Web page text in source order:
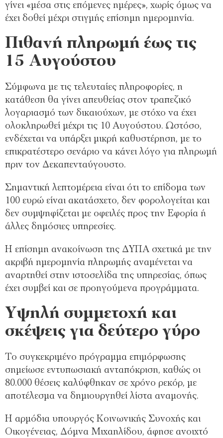
γίνει «μέσα στις επόμενες ημέρες», χωρίς όμως να
έχει δοθεί μέχρι στιγμής επίσημη ημερομηνία.
Πιθανή πληρωμή έως τις
15 Αυγούστου
Σύμφωνα με τις τελευταίες πληροφορίες, η
κατάθεση θα γίνει απευθείας στον τραπεζικό
λογαριασμό των δικαιούχων, με στόχο να έχει
ολοκληρωθεί μέχρι τις 10 Αυγούστου. Ωστόσο,
ενδέχεται να υπάρξει μικρή καθυστέρηση, με το
επικρατέστερο σενάριο να κάνει λόγο για πληρωμή
πριν τον Δεκαπενταύγουστο.
Σημαντική λεπτομέρεια είναι ότι το επίδομα των
100 ευρώ είναι ακατάσχετο, δεν φορολογείται και
δεν συμψηφίζεται με οφειλές προς την Εφορία ή
άλλες δημόσιες υπηρεσίες.
Η επίσημη ανακοίνωση της ΔΥΠΑ σχετικά με την
ακριβή ημερομηνία πληρωμής αναμένεται να
αναρτηθεί στην ιστοσελίδα της υπηρεσίας, όπως
έχει συμβεί και σε προηγούμενα προγράμματα.
Υψηλή συμμετοχή και
σκέψεις για δεύτερο γύρο
Το συγκεκριμένο πρόγραμμα επιμόρφωσης
σημείωσε εντυπωσιακή ανταπόκριση, καθώς οι
80.000 θέσεις καλύφθηκαν σε χρόνο ρεκόρ, με
αποτέλεσμα να δημιουργηθεί λίστα αναμονής.
Η αρμόδια υπουργός Κοινωνικής Συνοχής και
Οικογένειας, Δόμνα Μιχαηλίδου, άφησε ανοιχτό